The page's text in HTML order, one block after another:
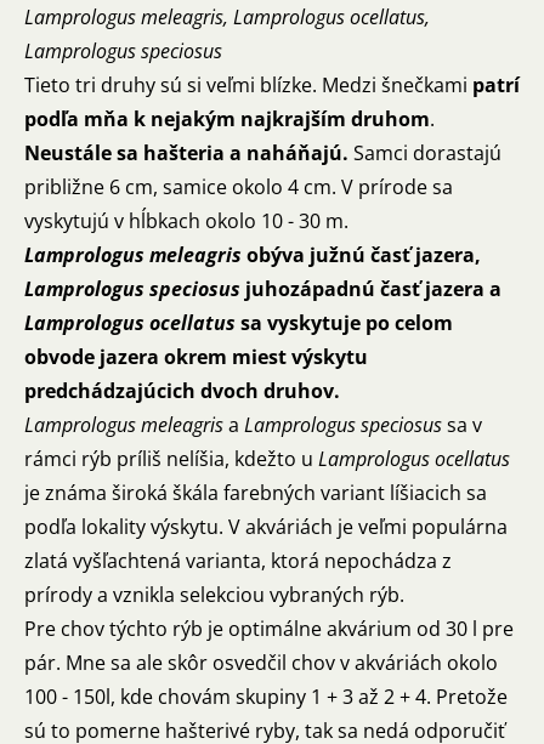
Lamprologus meleagris, Lamprologus ocellatus,
Lamprologus speciosus
Tieto tri druhy sú si veľmi blízke. Medzi šnečkami patrí
podľa mňa k nejakým najkrajším druhom.
Neustále sa hašteria a naháňajú. Samci dorastajú
približne 6 cm, samice okolo 4 cm. V prírode sa
vyskytujú v hĺbkach okolo 10 - 30 m.
Lamprologus meleagris obýva južnú časť jazera,
Lamprologus speciosus juhozápadnú časť jazera a
Lamprologus ocellatus sa vyskytuje po celom
obvode jazera okrem miest výskytu
predchádzajúcich dvoch druhov.
Lamprologus meleagrisa Lamprologus speciosussa v
rámci rýb príliš nelíšia, kdežto u Lamprologusocellatus
je známa široká škála farebných variant líšiacich sa
podľa lokality výskytu. V akváriách je veľmi populárna
zlatá vyšľachtená varianta, ktorá nepochádza z
prírody a vznikla selekciou vybraných rýb.
Pre chov týchto rýb je optimálne akvárium od 30 l pre
pár. Mne sa ale skôr osvedčil chov v akváriách okolo
100 - 150l, kde chovám skupiny 1 + 3 až 2 + 4. Pretože
sú to pomerne hašterivé ryby, tak sa nedá odporučiť